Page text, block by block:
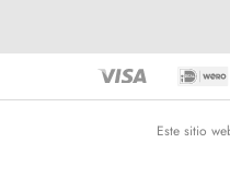
Este sitio